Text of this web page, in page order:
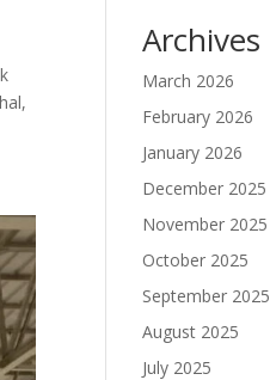
Archives
March 2026
February 2026
January 2026
December 2025
November 2025
October 2025
September 2025
August 2025
July 2025